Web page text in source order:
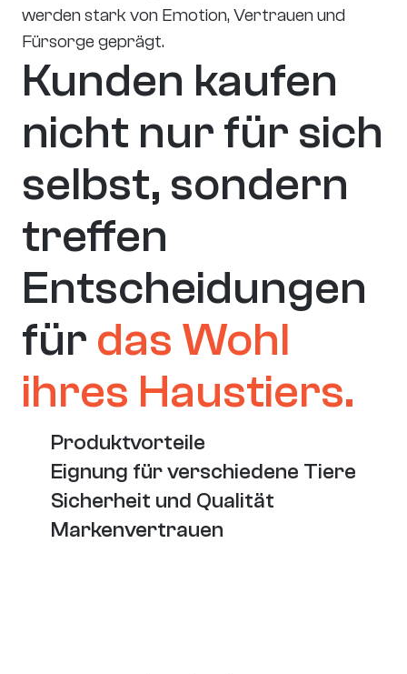
werden stark von Emotion, Vertrauen und
Fürsorge geprägt.
Kunden kaufen
nicht nur für sich
selbst, sondern
treffen
Entscheidungen
für das Wohl
ihres Haustiers.
Produktvorteile
Eignung für verschiedene Tiere
Sicherheit und Qualität
Markenvertrauen